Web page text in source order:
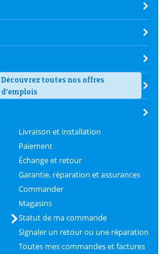
Découvrez toutes nos offres
d'emplois
Livraison et installation
Paiement
Échange et retour
Garantie, réparation et assurances
Commander
Magasins
Statut de ma commande
Signaler un retour ou une réparation
Toutes mes commandes et factures